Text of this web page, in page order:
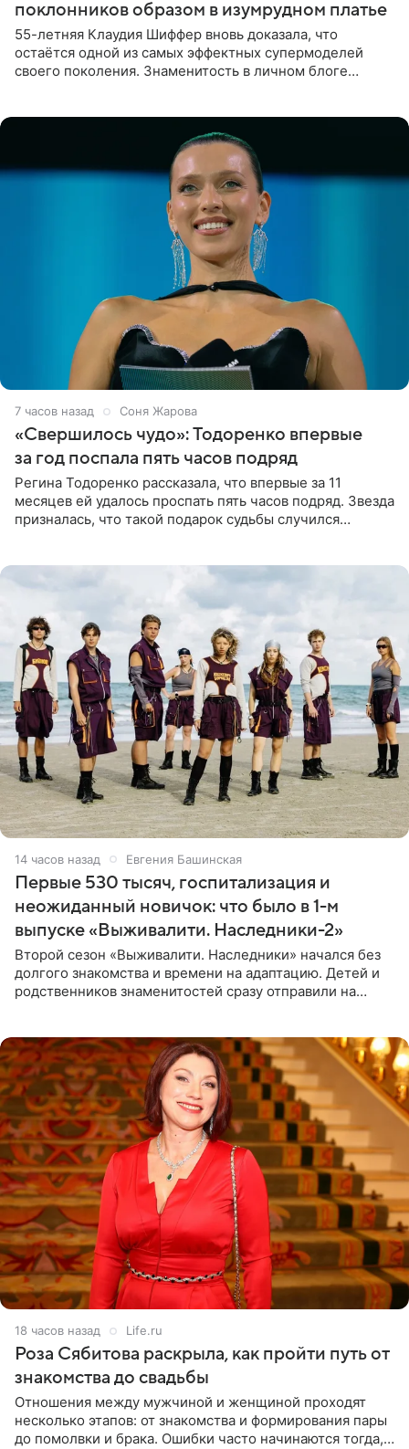
поклонников образом в изумрудном платье
55-летняя Клаудия Шиффер вновь доказала, что
остаётся одной из самых эффектных супермоделей
своего поколения. Знаменитость в личном блоге
7 часов назад Соня Жарова
«Свершилось чудо»: Тодоренко впервые
за год поспала пять часов подряд
Регина Тодоренко рассказала, что впервые за 11
месяцев ей удалось проспать пять часов подряд. Звезда
призналась, что такой подарок судьбы случился
14 часов назад Евгения Башинская
Первые 530 тысяч, госпитализация и
неожиданный новичок: что было в 1-м
выпуске «Выживалити. Наследники-2»
Второй сезон «Выживалити. Наследники» начался без
долгого знакомства и времени на адаптацию. Детей и
родственников знаменитостей сразу отправили на
18 часов назад Life.ru
Роза Сябитова раскрыла, как пройти путь от
знакомства до свадьбы
Отношения между мужчиной и женщиной проходят
несколько этапов: от знакомства и формирования пары
до помолвки и брака. Ошибки часто начинаются тогда,